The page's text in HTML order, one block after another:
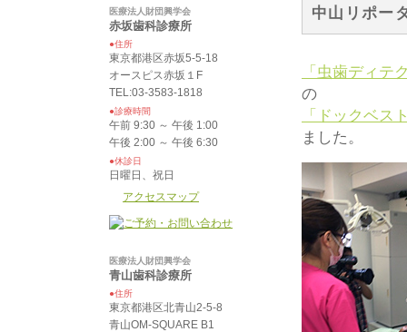
中山リポー
「虫歯ディテ
の
「ドックベス
ました。
医療法人財団興学会
赤坂歯科診療所
●住所
東京都港区赤坂5-5-18
オースピス赤坂１F
TEL:03-3583-1818
●診療時間
午前 9:30 ～ 午後 1:00
午後 2:00 ～ 午後 6:30
●休診日
日曜日、祝日
アクセスマップ
医療法人財団興学会
青山歯科診療所
●住所
東京都港区北青山2-5-8
青山OM-SQUARE B1